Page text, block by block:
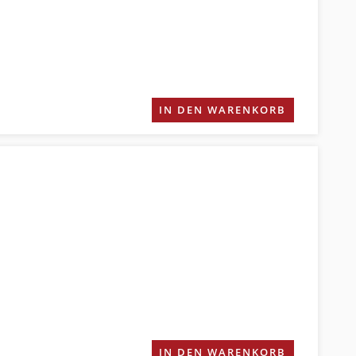
IN DEN WARENKORB
IN DEN WARENKORB